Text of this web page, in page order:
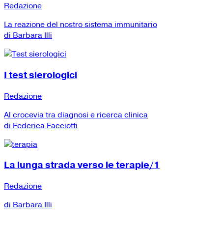
Redazione
La reazione del nostro sistema immunitario
di Barbara Illi
I test sierologici
Redazione
Al crocevia tra diagnosi e ricerca clinica
di Federica Facciotti
La lunga strada verso le terapie/1
Redazione
di Barbara Illi